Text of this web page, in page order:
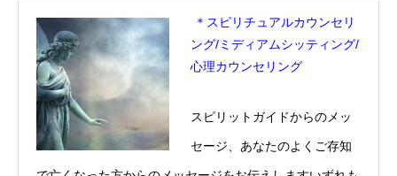
＊スピリチュアルカウンセリ
ング/ミディアムシッティング/
心理カウンセリング
スピリットガイドからのメッ
セージ、あなたのよくご存知